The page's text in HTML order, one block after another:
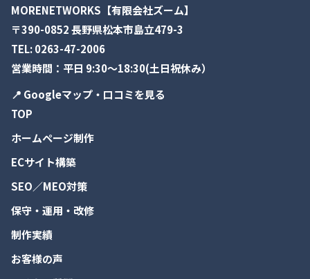
MORENETWORKS【有限会社ズーム】
〒390-0852 長野県松本市島立479-3
TEL:0263-47-2006
営業時間：平日 9:30～18:30(土日祝休み）
📍 Googleマップ・口コミを見る
TOP
ホームページ制作
ECサイト構築
SEO／MEO対策
保守・運用・改修
制作実績
お客様の声